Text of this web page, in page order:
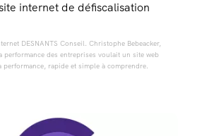
internet de défiscalisation
DESNANTS Conseil. Christophe Bebeacker,
performance des entreprises voulait un site web
performance, rapide et simple à comprendre.